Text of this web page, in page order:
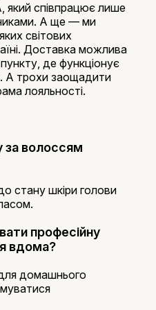
який співпрацює лише
А ще — ми
світових
Доставка можлива
де функціонує
А трохи заощадити
лояльності.
за волоссям
до стану шкіри голови
професійну
вдома?
домашнього